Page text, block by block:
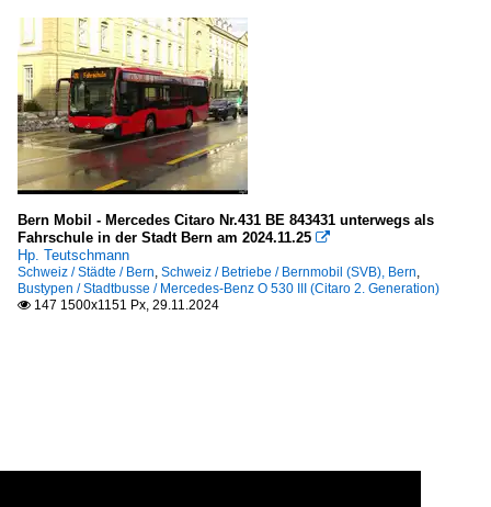
Bern Mobil - Mercedes Citaro Nr.431 BE 843431 unterwegs als
Fahrschule in der Stadt Bern am 2024.11.25 
Hp. Teutschmann
Schweiz / Städte / Bern, Schweiz / Betriebe / Bernmobil (SVB), Bern,
Bustypen / Stadtbusse / Mercedes-Benz O 530 III (Citaro 2. Generation)
 147 1500x1151 Px, 29.11.2024